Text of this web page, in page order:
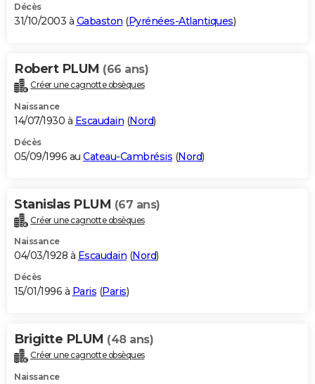
Décès
31/10/2003 à Gabaston (Pyrénées-Atlantiques)
Robert PLUM (66 ans)
Créer une cagnotte obsèques
Naissance
14/07/1930 à Escaudain (Nord)
Décès
05/09/1996 au Cateau-Cambrésis (Nord)
Stanislas PLUM (67 ans)
Créer une cagnotte obsèques
Naissance
04/03/1928 à Escaudain (Nord)
Décès
15/01/1996 à Paris (Paris)
Brigitte PLUM (48 ans)
Créer une cagnotte obsèques
Naissance